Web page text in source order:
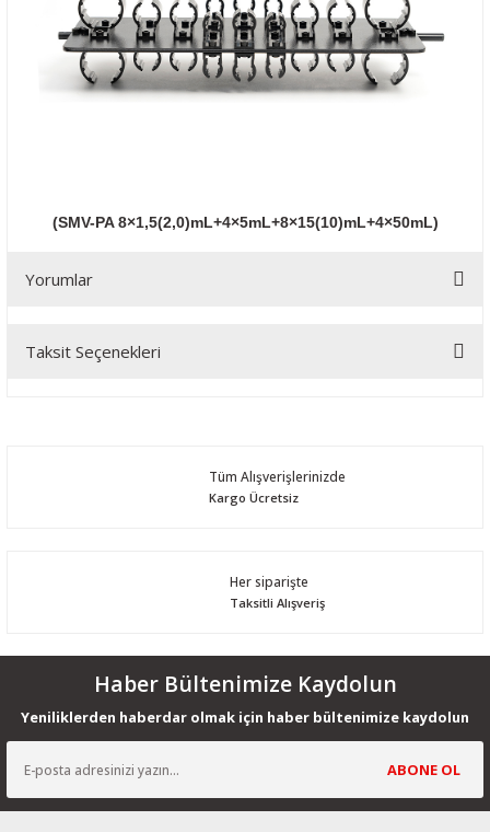
(SMV-PA 8×1,5(2,0)mL+4×5mL+8×15(10)mL+4×50mL)
Yorumlar
Taksit Seçenekleri
Tüm Alışverişlerinizde
Kargo Ücretsiz
Her siparişte
Taksitli Alışveriş
Haber Bültenimize Kaydolun
Yeniliklerden haberdar olmak için haber bültenimize kaydolun
ABONE OL